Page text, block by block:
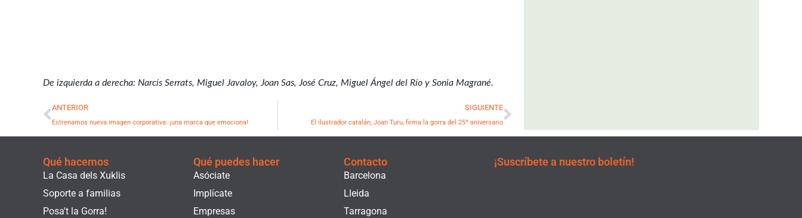
De izquierda a derecha: Narcís Serrats, Miguel Javaloy, Joan Sas, José Cruz, Miguel Ángel del Río y Sonia Magrané.
Ant
ANTERIOR
Estrenamos nueva imagen corporativa: ¡una marca que emociona!
SIGUIENTE
El ilustrador catalán, Joan Turu, firma la gorra del 25º aniversario
Siguiente
Qué hacemos
La Casa dels Xuklis
Soporte a familias
Posa't la Gorra!
Qué puedes hacer
Asóciate
Implícate
Empresas
Contacto
Barcelona
Lleida
Tarragona
¡Suscríbete a nuestro boletín!